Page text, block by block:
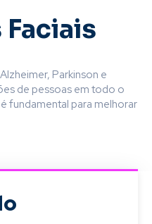
Parkinson e
de pessoas em todo o
fundamental para melhorar